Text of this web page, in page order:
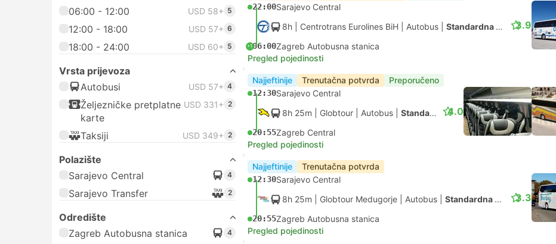
06:00 - 12:00 USD 58+ 5
12:00 - 18:00 USD 57+ 6
18:00 - 24:00 USD 60+ 5
Vrsta prijevoza
Autobusi
USD 57+ 4
Željezničke pretplatne
karte
USD 331+ 2
Taksiji USD 349+ 2
Polazište
Sarajevo Central
4
Sarajevo Transfer 2
Odredište
Zagreb Autobusna stanica
4
22:00Sarajevo Central
8h | Centrotrans Eurolines BiH Autobus Standardna s klimom
+106:00Zagreb Autobusna stanica
3.9
Pregled pojedinosti
Najjeftinije Trenutačna potvrda Preporučeno
12:30Sarajevo Central
8h 25m | Globtour Autobus Standardna s klimom
20:55Zagreb Central
4.0
Pregled pojedinosti
Najjeftinije Trenutačna potvrda
12:30Sarajevo Central
8h 25m | Globtour Medugorje Autobus Standardna s klimom
20:55Zagreb Autobusna stanica
3.3
Pregled pojedinosti